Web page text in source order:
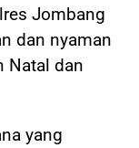
Jombang
dan nyaman
Natal dan
yang